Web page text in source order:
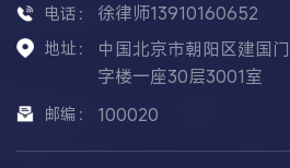
电话： 徐律师13910160652
地址：
中国北京市朝阳区建国
字楼一座30层3001室
邮编： 100020